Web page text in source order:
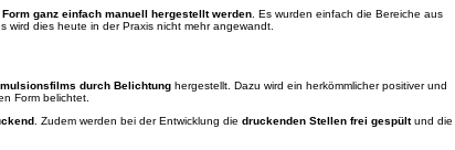
ganz einfach manuell hergestellt werden . Es wurden einfach die Bereiche aus
wird dies heute in der Praxis nicht mehr angewandt.
durch Belichtung hergestellt. Dazu wird ein herkömmlicher positiver und
Form belichtet.
. Zudem werden bei der Entwicklung die druckenden Stellen frei gespültund die